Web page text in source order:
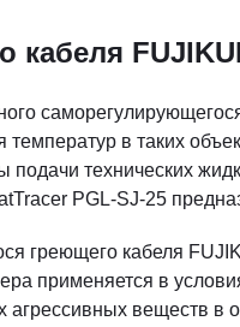
в таких
технических
PGL-SJ-25
греющего кабеля
применяется в
агрессивных веществ